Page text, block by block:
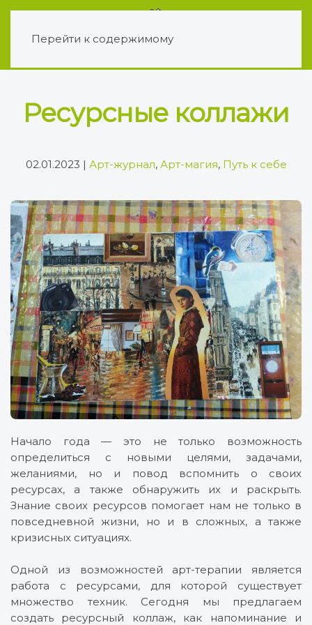
Перейти к содержимому
Ресурсные коллажи
02.01.2023 | Арт-журнал, Арт-магия, Путь к себе
Начало года — это не только возможность
определиться с новыми целями, задачами,
желаниями, но и повод вспомнить о своих
ресурсах, а также обнаружить их и раскрыть.
Знание своих ресурсов помогает нам не только в
повседневной жизни, но и в сложных, а также
кризисных ситуациях.
Одной из возможностей арт-терапии является
работа с ресурсами, для которой существует
множество техник. Сегодня мы предлагаем
создать ресурсный коллаж, как напоминание и